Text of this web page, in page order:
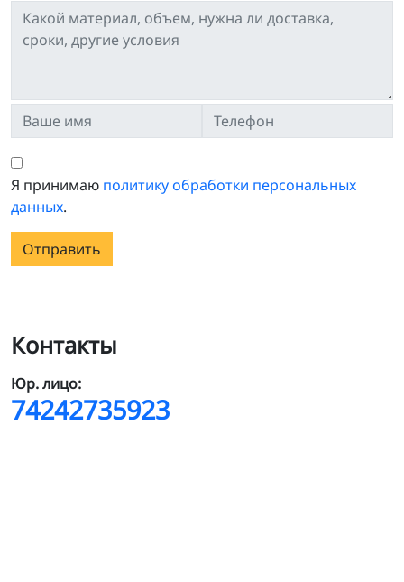
Я принимаю политику обработки персональных
данных.
Отправить
Контакты
Юр. лицо:
74242735923